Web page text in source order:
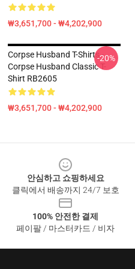
₩3,651,700 - ₩4,202,900
Corpse Husband T-Shirts -
Corpse Husband Classic T-
Shirt RB2605
₩3,651,700 - ₩4,202,900
-20%
안심하고 쇼핑하세요
클릭에서 배송까지 24/7 보호
100% 안전한 결제
페이팔 / 마스터카드 / 비자